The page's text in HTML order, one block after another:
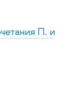
П. и